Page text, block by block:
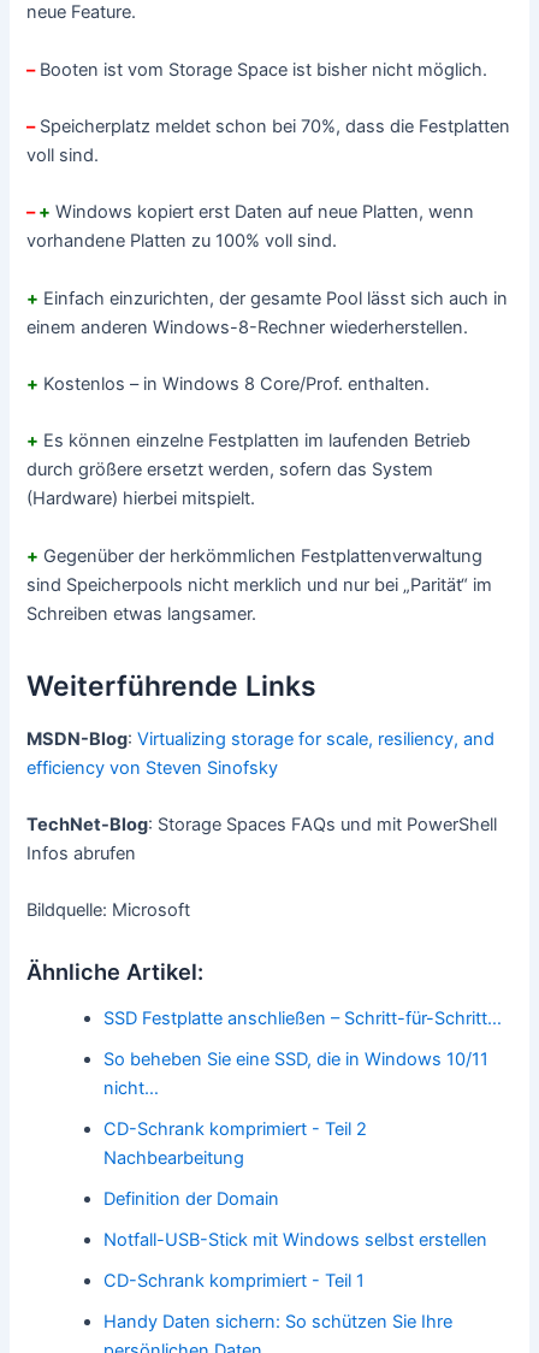
neue Feature.
–Booten ist vom Storage Space ist bisher nicht möglich.
–Speicherplatz meldet schon bei 70%, dass die Festplatten
voll sind.
–+ Windows kopiert erst Daten auf neue Platten, wenn
vorhandene Platten zu 100% voll sind.
+ Einfach einzurichten, der gesamte Pool lässt sich auch in
einem anderen Windows-8-Rechner wiederherstellen.
+ Kostenlos – in Windows 8 Core/Prof. enthalten.
+ Es können einzelne Festplatten im laufenden Betrieb
durch größere ersetzt werden, sofern das System
(Hardware) hierbei mitspielt.
+ Gegenüber der herkömmlichen Festplattenverwaltung
sind Speicherpools nicht merklich und nur bei „Parität“ im
Schreiben etwas langsamer.
Weiterführende Links
MSDN-Blog:Virtualizing storage for scale, resiliency, and
efficiency von Steven Sinofsky
TechNet-Blog: Storage Spaces FAQs und mit PowerShell
Infos abrufen
Bildquelle: Microsoft
Ähnliche Artikel:
SSD Festplatte anschließen – Schritt-für-Schritt…
So beheben Sie eine SSD, die in Windows 10/11
nicht…
CD-Schrank komprimiert - Teil 2
Nachbearbeitung
Definition der Domain
Notfall-USB-Stick mit Windows selbst erstellen
CD-Schrank komprimiert - Teil 1
Handy Daten sichern: So schützen Sie Ihre